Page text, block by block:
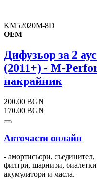
KM52020M-8D
OEM
Дифузьор за 2
(2011+) - M-
накрайник
200.00 BGN
170.00 BGN
Авточасти онлайн
- амортисьори,
филтри, шарнири,
акумулатори и масла.